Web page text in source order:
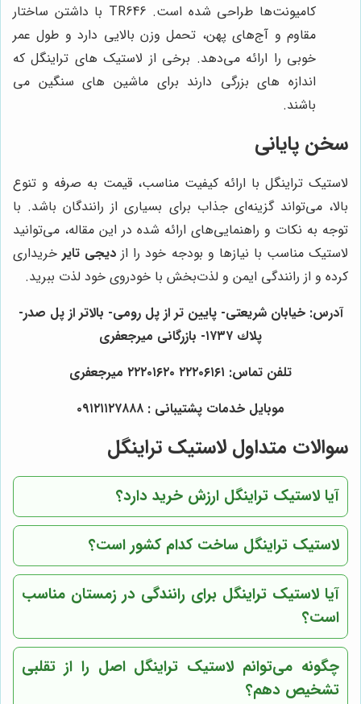
کامیونت‌ها طراحی شده است. TR646 با داشتن ساختار
مقاوم و آج‌های پهن، تحمل وزن بالایی دارد و طول عمر
خوبی را ارائه می‌دهد. برخی از لاستیک های تراینگل که
اندازه های بزرگی دارند برای ماشین های سنگین می
باشند.
سخن پایانی
لاستیک تراینگل با ارائه کیفیت مناسب، قیمت به صرفه و تنوع
بالا، می‌تواند گزینه‌ای جذاب برای بسیاری از رانندگان باشد. با
توجه به نکات و راهنمایی‌های ارائه شده در این مقاله، می‌توانید
لاستیک مناسب با نیازها و بودجه خود را از دیجی تایرخریداری
کرده و از رانندگی ایمن و لذت‌بخش با خودروی خود لذت ببرید.
آدرس: خيابان شريعتی- پايين تر از پل رومی- بالاتر از پل صدر-
پلاك ١٧٣٧- بازرگانی میرجعفری
تلفن تماس: ٢٢٢٠٦١٦١ ٢٢٢٠١٦٢٠ ميرجعفری
موبايل خدمات پشتيبانی : ٠٩١٢١١٢٧٨٨٨
سوالات متداول لاستیک تراینگل
آیا لاستیک تراینگل ارزش خرید دارد؟
لاستیک تراینگل ساخت کدام کشور است؟
آیا لاستیک تراینگل برای رانندگی در زمستان مناسب
است؟
چگونه می‌توانم لاستیک تراینگل اصل را از تقلبی
تشخیص دهم؟